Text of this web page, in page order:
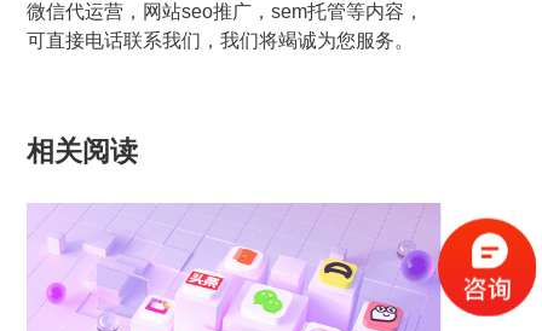
微信代运营，网站seo推广，sem托管等内容，
可直接电话联系我们，我们将竭诚为您服务。
相关阅读